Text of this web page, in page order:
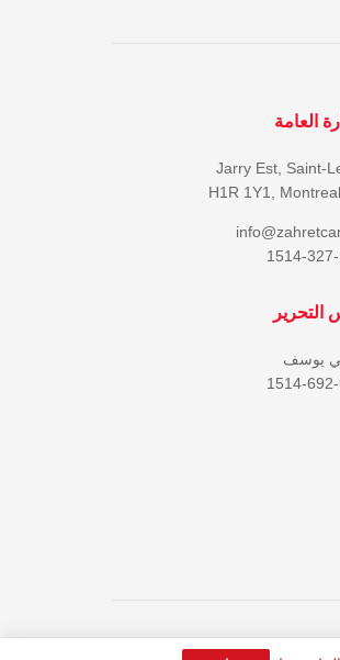
العامة
H1R 1Y1,
1514-
التحرير
يوسف
1514-